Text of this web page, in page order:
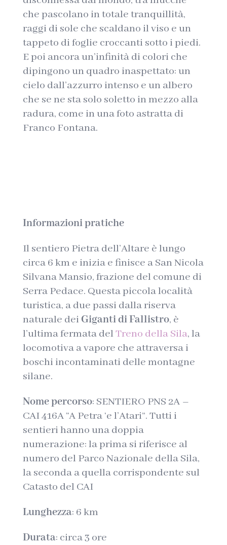
che pascolano in totale tranquillità,
raggi di sole che scaldano il viso e un
tappeto di foglie croccanti sotto i piedi.
E poi ancora un’infinità di colori che
dipingono un quadro inaspettato: un
cielo dall’azzurro intenso e un albero
che se ne sta solo soletto in mezzo alla
radura, come in una foto astratta di
Franco Fontana.
Informazioni pratiche
Il sentiero Pietra dell’Altare è lungo
circa 6 km e inizia e finisce a San Nicola
Silvana Mansio, frazione del comune di
Serra Pedace. Questa piccola località
turistica, a due passi dalla riserva
naturale dei Giganti di Fallistro, è
l’ultima fermata delTreno della Sila, la
locomotiva a vapore che attraversa i
boschi incontaminati delle montagne
silane.
Nome percorso: SENTIERO PNS 2A –
CAI 416A “A Petra ‘e l’Atari”. Tutti i
sentieri hanno una doppia
numerazione: la prima si riferisce al
numero del Parco Nazionale della Sila,
la seconda a quella corrispondente sul
Catasto del CAI
Lunghezza: 6 km
Durata: circa 3 ore